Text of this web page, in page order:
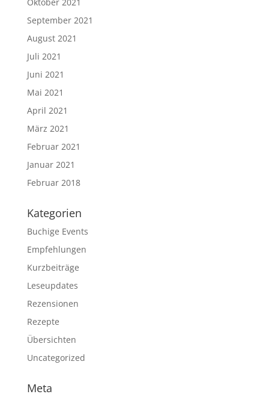
September 2021
August 2021
Juli 2021
Juni 2021
Mai 2021
April 2021
März 2021
Februar 2021
Januar 2021
Februar 2018
Kategorien
Buchige Events
Empfehlungen
Kurzbeiträge
Leseupdates
Rezensionen
Rezepte
Übersichten
Uncategorized
Meta